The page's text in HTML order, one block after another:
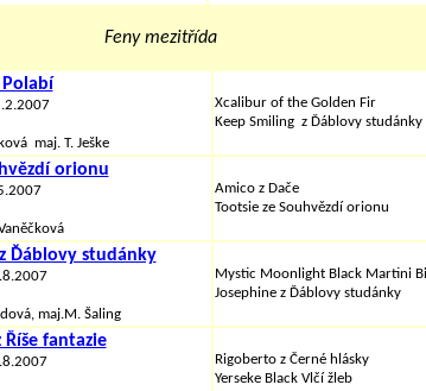
Feny mezitřída
Polabí
maj. T. Ješke
Xcalibur of the Golden Fir
Keep Smiling z Ďáblovy studánky
orionu
Amico z Dače
Tootsie ze Souhvězdí orionu
Ďáblovy studánky
maj.M. Šaling
Mystic Moonlight Black Martini
Josephine z Ďáblovy studánky
Říše fantazie
Rigoberto z Černé hlásky
Yerseke Black Vlčí žleb